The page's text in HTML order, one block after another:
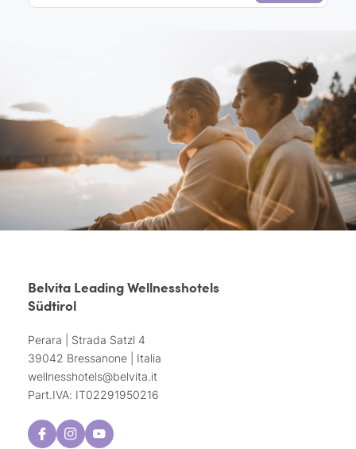
Belvita Leading Wellnesshotels
Südtirol
Perara | Strada Satzl 4
39042 Bressanone | Italia
wellnesshotels@belvita.it
Part.IVA: IT02291950216